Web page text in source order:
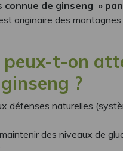
connue de ginseng »
originaire des montagnes
peux-t-on
?
défenses naturelles
des niveaux de